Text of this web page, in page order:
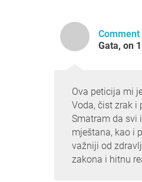
Gata, on
Ova peticija mi
Voda, čist zrak i
Smatram da svi
mještana, kao i
važniji od
zakona i hitnu